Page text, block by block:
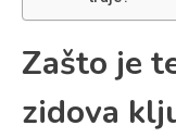
Zašto je
zidova